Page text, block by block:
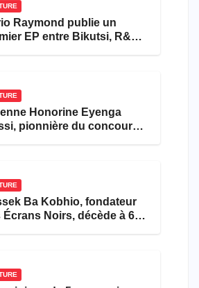
Raymond publie un
EP entre Bikutsi, R&B
Honorine Eyenga
pionnière du concours
Ba Kobhio, fondateur
Écrans Noirs, décède à 69